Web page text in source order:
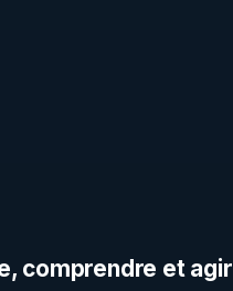
comprendre et